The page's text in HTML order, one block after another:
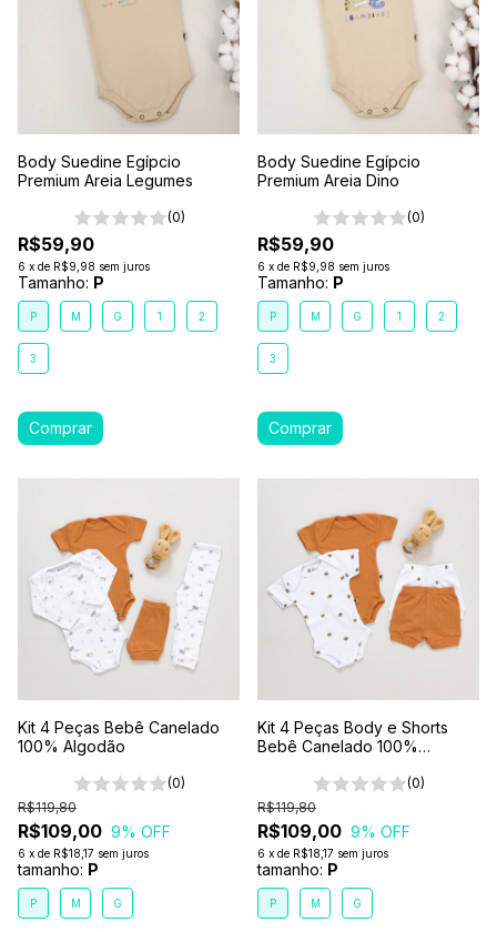
Body Suedine Egípcio
Premium Areia Legumes
(0)
R$59,90
6 x de R$9,98 sem juros
Tamanho: P
P M G 1 2
3
Body Suedine Egípcio
Premium Areia Dino
(0)
R$59,90
6 x de R$9,98 sem juros
Tamanho: P
P M G 1 2
3
Kit 4 Peças Bebê Canelado
100% Algodão
(0)
R$109,00
R$119,80
9% OFF
6 x de R$18,17 sem juros
tamanho: P
P M G
Kit 4 Peças Body e Shorts
Bebê Canelado 100%
(0)
R$109,00
R$119,80
9% OFF
6 x de R$18,17 sem juros
tamanho: P
P M G